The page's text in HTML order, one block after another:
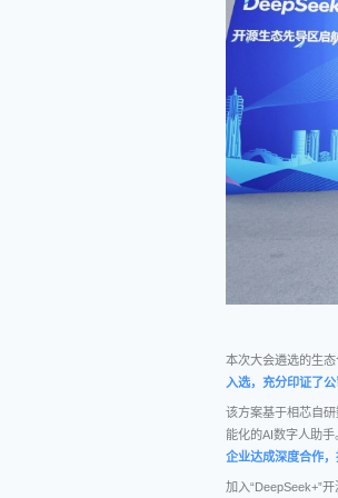
本次大会遴选的生
入选，充分印证了
该方案基于相芯自
能化的AI数字人助手
企业达成深度合作，
加入“DeepSeek+”